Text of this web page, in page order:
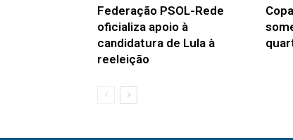
Federação PSOL-Rede
oficializa apoio à
candidatura de Lula à
reeleição